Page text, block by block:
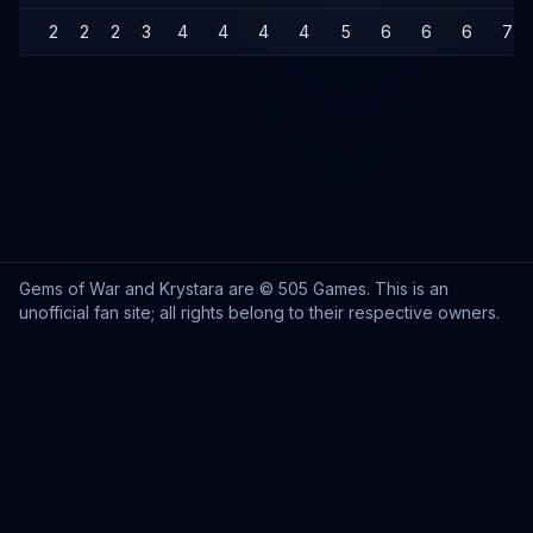
2 2 2 3 4 4 4 4 5 6 6 6 7
Gems of War and Krystara are © 505 Games. This is an
unofficial fan site; all rights belong to their respective owners.